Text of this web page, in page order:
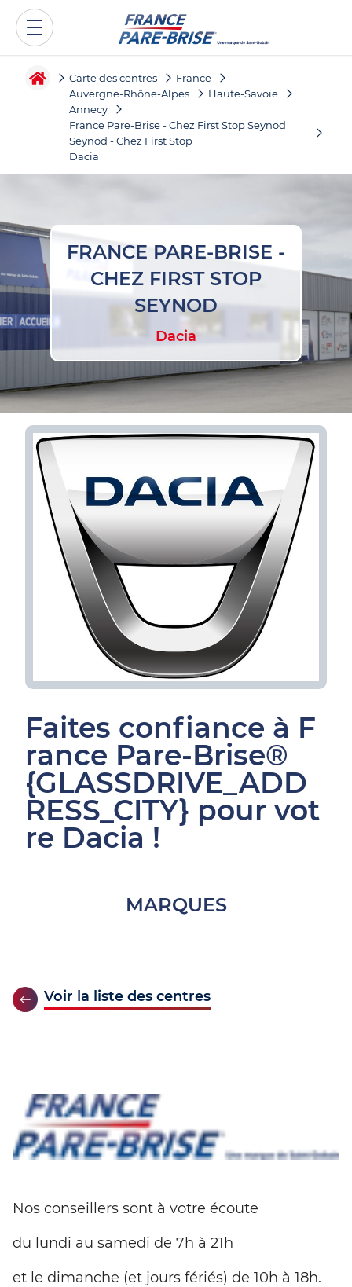
Carte des centres
France
Auvergne-Rhône-Alpes
Haute-Savoie
Annecy
France Pare-Brise - Chez First Stop Seynod
Seynod - Chez First Stop
Dacia
FRANCE PARE-BRISE -
CHEZ FIRST STOP
SEYNOD
Dacia
Faites confiance à F
rance Pare-Brise®
{GLASSDRIVE_ADD
RESS_CITY} pour vot
re Dacia !
MARQUES
Voir la liste des centres
Nos conseillers sont à votre écoute
du lundi au samedi de 7h à 21h
et le dimanche (et jours fériés) de 10h à 18h.